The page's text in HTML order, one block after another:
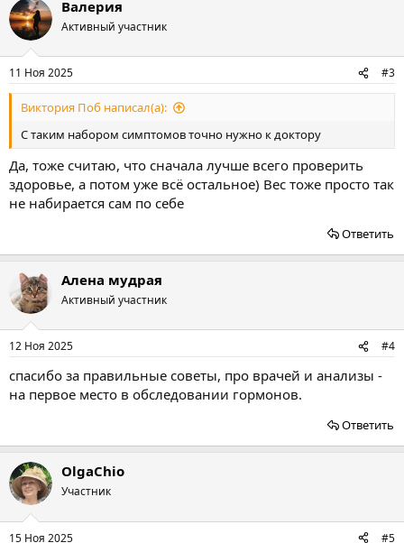
к
ц
и
Валерия
Активный участник
11 Ноя 2025 #3
Виктория Поб написал(а):
С таким набором симптомов точно нужно к доктору
Да, тоже считаю, что сначала лучше всего проверить
здоровье, а потом уже всё остальное) Вес тоже просто так
не набирается сам по себе
Ответить
Алена мудрая
Активный участник
12 Ноя 2025 #4
спасибо за правильные советы, про врачей и анализы -
на первое место в обследовании гормонов.
Ответить
OlgaChio
Участник
15 Ноя 2025 #5